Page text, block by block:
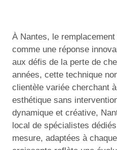
À Nantes, le
comme une réponse
aux défis de la perte de
années, cette technique
clientèle variée cherchant
esthétique sans
dynamique et créative,
local de spécialistes
mesure, adaptées à